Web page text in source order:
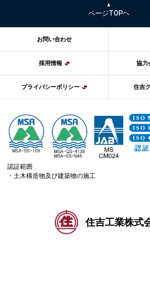
ページTOPヘ
お問い合わせ
採用情報 協力
プライバシーポリシー 住吉
認証範囲
・土木構造物及び建築物の施工
住吉工業株式